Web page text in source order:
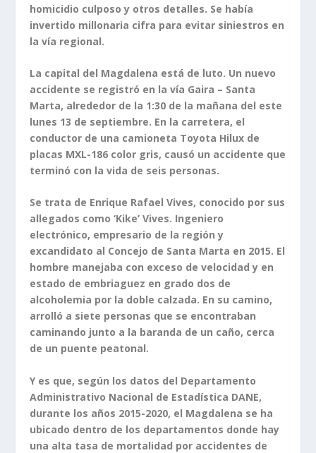
homicidio culposo y otros detalles. Se había
invertido millonaria cifra para evitar siniestros en
la vía regional.
La capital del Magdalena está de luto. Un nuevo
accidente se registró en la vía Gaira – Santa
Marta, alrededor de la 1:30 de la mañana del este
lunes 13 de septiembre. En la carretera, el
conductor de una camioneta Toyota Hilux de
placas MXL-186 color gris, causó un accidente que
terminó con la vida de seis personas.
Se trata de Enrique Rafael Vives, conocido por sus
allegados como ‘Kike’ Vives. Ingeniero
electrónico, empresario de la región y
excandidato al Concejo de Santa Marta en 2015. El
hombre manejaba con exceso de velocidad y en
estado de embriaguez en grado dos de
alcoholemia por la doble calzada. En su camino,
arrolló a siete personas que se encontraban
caminando junto a la baranda de un caño, cerca
de un puente peatonal.
Y es que, según los datos del Departamento
Administrativo Nacional de Estadística DANE,
durante los años 2015-2020, el Magdalena se ha
ubicado dentro de los departamentos donde hay
una alta tasa de mortalidad por accidentes de